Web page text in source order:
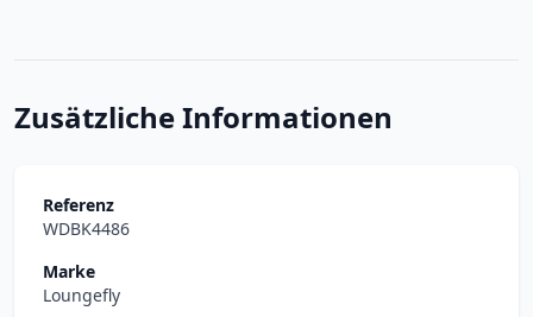
Zusätzliche Informationen
Referenz
WDBK4486
Marke
Loungefly